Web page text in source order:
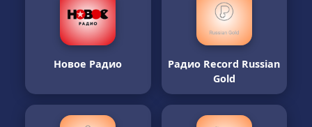
Новое Радио
Радио Record Russian
Gold